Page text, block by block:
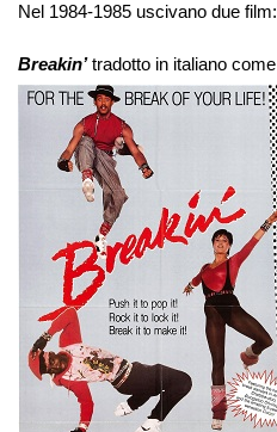
Nel 1984-1985 uscivano due film:
Breakin’tradotto in italiano come